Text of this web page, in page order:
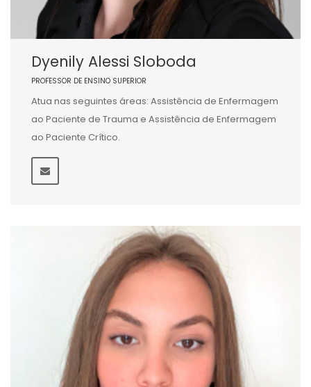
Dyenily Alessi Sloboda
PROFESSOR DE ENSINO SUPERIOR
Atua nas seguintes áreas: Assistência de Enfermagem
ao Paciente de Trauma e Assistência de Enfermagem
ao Paciente Crítico.